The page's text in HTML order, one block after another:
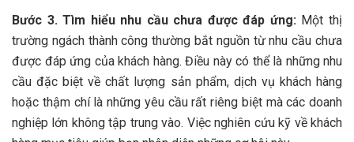
Bước 3. Tìm hiểu nhu cầu chưa được đáp ứng: Một thị
trường ngách thành công thường bắt nguồn từ nhu cầu chưa
được đáp ứng của khách hàng. Điều này có thể là những nhu
cầu đặc biệt về chất lượng sản phẩm, dịch vụ khách hàng
hoặc thậm chí là những yêu cầu rất riêng biệt mà các doanh
nghiệp lớn không tập trung vào. Việc nghiên cứu kỹ về khách